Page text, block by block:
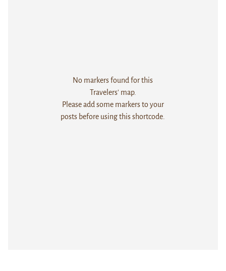
No markers found for this
Travelers' map.
Please add some markers to your
posts before using this shortcode.